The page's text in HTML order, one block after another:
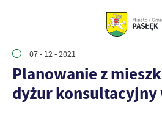
07 - 12 - 2021
Planowanie z
dyżur konsultacyjny